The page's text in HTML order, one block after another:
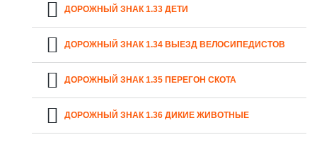
ДОРОЖНЫЙ ЗНАК 1.33 ДЕТИ
ДОРОЖНЫЙ ЗНАК 1.34 ВЫЕЗД ВЕЛОСИПЕДИСТОВ
ДОРОЖНЫЙ ЗНАК 1.35 ПЕРЕГОН СКОТА
ДОРОЖНЫЙ ЗНАК 1.36 ДИКИЕ ЖИВОТНЫЕ